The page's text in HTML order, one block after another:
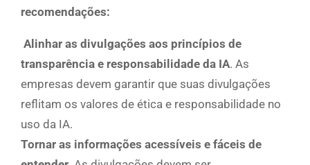
recomendações:
Alinhar as divulgações aos princípios de
transparência e responsabilidade da IA. As
empresas devem garantir que suas divulgações
reflitam os valores de ética e responsabilidade no
uso da IA.
Tornar as informações acessíveis e fáceis de